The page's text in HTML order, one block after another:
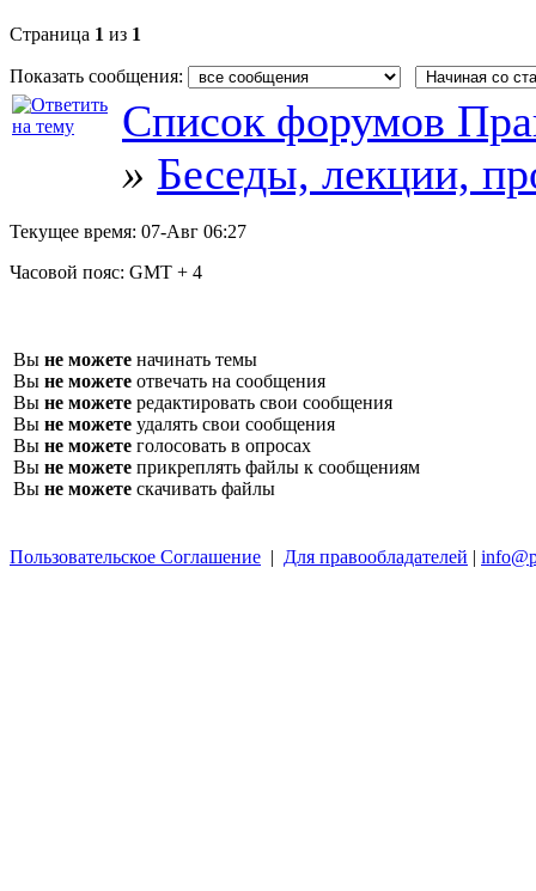
Страница 1 из 1
Показать сообщения:
Список форумов
» Беседы, лекции,
Текущее время: 07-Авг 06:27
Часовой пояс: GMT + 4
Вы не можете начинать темы
Вы не можете отвечать на сообщения
Вы не можете редактировать свои сообщения
Вы не можете удалять свои сообщения
Вы не можете голосовать в опросах
Вы не можете прикреплять файлы к сообщениям
Вы не можете скачивать файлы
Пользовательское Соглашение | Для правообладателей |